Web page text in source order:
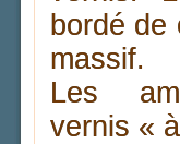
bordé de
massif.
Les
vernis «